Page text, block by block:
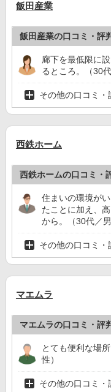
飯田産業
飯田産業の口コミ・評
廊下を最低限に
るところ。（30代
その他の口コミ・
西鉄ホーム
西鉄ホームの口コミ・
住まいの環境が
たことに加え、
から。（30代／男
その他の口コミ・
マエムラ
マエムラの口コミ・評
とても便利な場
性）
その他の口コミ・